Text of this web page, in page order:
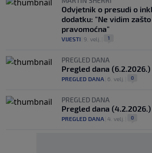
Odvjetnik o presudi o
dodatku: "Ne vidim
pravomoćna"
VIJESTI 9. velj. 1
PREGLED DANA
Pregled dana (6.2.2026.)
PREGLED DANA 6. velj. 0
PREGLED DANA
Pregled dana (4.2.2026.)
PREGLED DANA 4. velj. 0